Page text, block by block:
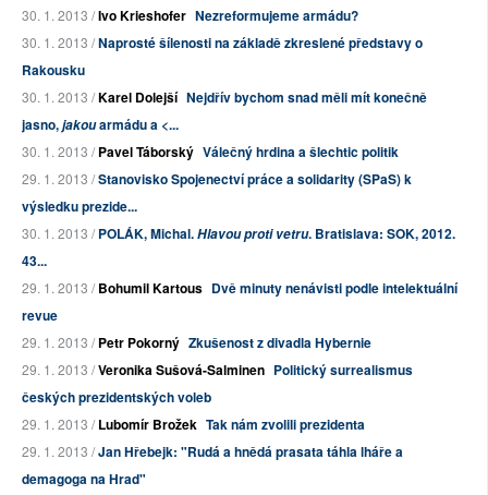
30. 1. 2013 /Ivo Krieshofer Nezreformujeme armádu?
30. 1. 2013 /Naprosté šílenosti na základě zkreslené představy o
Rakousku
30. 1. 2013 /Karel Dolejší Nejdřív bychom snad měli mít konečně
jasno,jakouarmádu a <...
30. 1. 2013 /Pavel Táborský Válečný hrdina a šlechtic politik
29. 1. 2013 /Stanovisko Spojenectví práce a solidarity (SPaS) k
výsledku prezide...
30. 1. 2013 /POLÁK, Michal.Hlavou proti vetru. Bratislava: SOK, 2012.
43...
29. 1. 2013 /Bohumil Kartous Dvě minuty nenávisti podle intelektuální
revue
29. 1. 2013 /Petr Pokorný Zkušenost z divadla Hybernie
29. 1. 2013 /Veronika Sušová-Salminen Politický surrealismus
českých prezidentských voleb
29. 1. 2013 /Lubomír Brožek Tak nám zvolili prezidenta
29. 1. 2013 /Jan Hřebejk: "Rudá a hnědá prasata táhla lháře a
demagoga na Hrad"